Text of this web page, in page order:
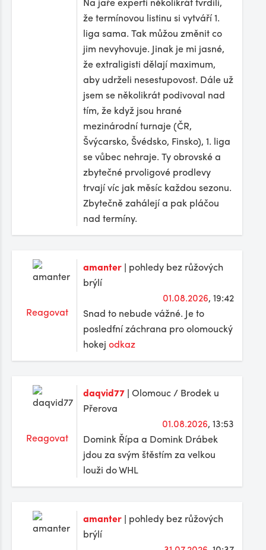
že termínovou listinu si vytváří 1.
liga sama. Tak můžou změnit co
jim nevyhovuje. Jinak je mi jasné,
že extraligisti dělají maximum,
aby udrželi nesestupovost. Dále už
jsem se několikrát podivoval nad
tím, že když jsou hrané
mezinárodní turnaje (ČR,
Švýcarsko, Švédsko, Finsko), 1. liga
se vůbec nehraje. Ty obrovské a
zbytečné prvoligové prodlevy
trvají víc jak měsíc každou sezonu.
Zbytečně zahálejí a pak pláčou
nad termíny.
Reagovat
amanter | pohledy bez růžových
brýlí
01.08.2026, 19:42
Snad to nebude vážné. Je to
posledfní záchrana pro olomoucký
hokej odkaz
Reagovat
daqvid77 | Olomouc / Brodek u
Přerova
01.08.2026, 13:53
Domink Řípa a Domink Drábek
jdou za svým štěstím za velkou
louži do WHL
amanter | pohledy bez růžových
brýlí